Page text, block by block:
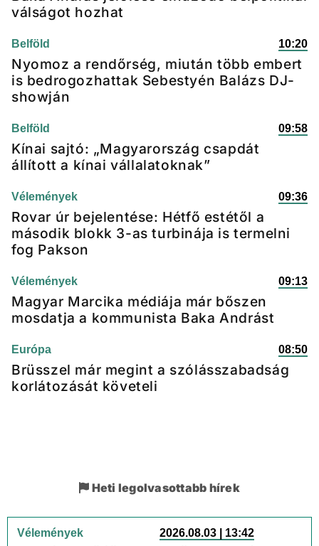
válságot hozhat
Belföld 10:20
Nyomoz a rendőrség, miután több embert
is bedrogozhattak Sebestyén Balázs DJ-
showján
Belföld 09:58
Kínai sajtó: „Magyarország csapdát
állított a kínai vállalatoknak”
Vélemények 09:36
Rovar úr bejelentése: Hétfő estétől a
második blokk 3-as turbinája is termelni
fog Pakson
Vélemények 09:13
Magyar Marcika médiája már bőszen
mosdatja a kommunista Baka Andrást
Európa 08:50
Brüsszel már megint a szólásszabadság
korlátozását követeli
Heti legolvasottabb hírek
Vélemények 2026.08.03 | 13:42